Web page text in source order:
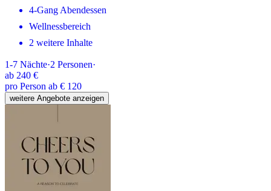
4-Gang Abendessen
Wellnessbereich
2 weitere Inhalte
1-7 Nächte·2 Personen·
ab 240 €
pro Person ab € 120
weitere Angebote anzeigen